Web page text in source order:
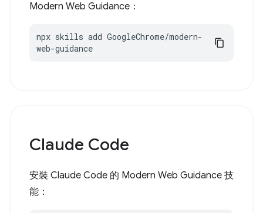
Modern Web Guidance：
npx skills add GoogleChrome/modern-
web-guidance
Claude Code
安裝 Claude Code 的 Modern Web Guidance 技
能：